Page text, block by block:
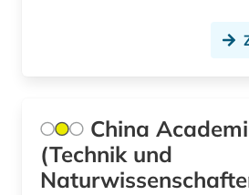
China
(Technik und